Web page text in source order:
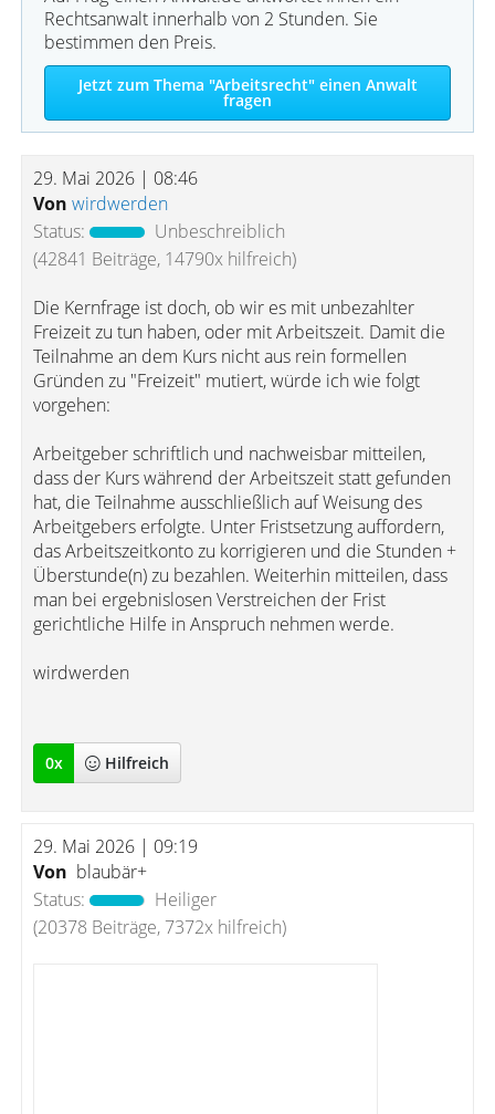
Rechtsanwalt innerhalb von 2 Stunden. Sie
bestimmen den Preis.
Jetzt zum Thema "Arbeitsrecht" einen Anwalt
fragen
29. Mai 2026 | 08:46
Von wirdwerden
Status:
Unbeschreiblich
(42841 Beiträge, 14790x hilfreich)
Die Kernfrage ist doch, ob wir es mit unbezahlter
Freizeit zu tun haben, oder mit Arbeitszeit. Damit die
Teilnahme an dem Kurs nicht aus rein formellen
Gründen zu "Freizeit" mutiert, würde ich wie folgt
vorgehen:
Arbeitgeber schriftlich und nachweisbar mitteilen,
dass der Kurs während der Arbeitszeit statt gefunden
hat, die Teilnahme ausschließlich auf Weisung des
Arbeitgebers erfolgte. Unter Fristsetzung auffordern,
das Arbeitszeitkonto zu korrigieren und die Stunden +
Überstunde(n) zu bezahlen. Weiterhin mitteilen, dass
man bei ergebnislosen Verstreichen der Frist
gerichtliche Hilfe in Anspruch nehmen werde.
wirdwerden
0x Hilfreich
29. Mai 2026 | 09:19
Von blaubär+
Status:
Heiliger
(20378 Beiträge, 7372x hilfreich)